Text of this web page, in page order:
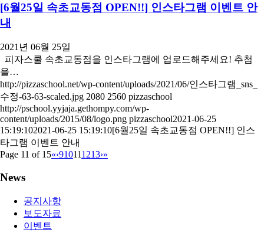
[6월25일 속초교동점 OPEN!!] 인스타그램 이벤트 안
내
2021년 06월 25일
피자스쿨 속초교동점을 인스타그램에 업로드해주세요! 추첨
을…
http://pizzaschool.net/wp-content/uploads/2021/06/인스타그램_sns_
수정-63-63-scaled.jpg 2080 2560 pizzaschool
http://pschool.yyjaja.gethompy.com/wp-
content/uploads/2015/08/logo.png pizzaschool2021-06-25
15:19:102021-06-25 15:19:10[6월25일 속초교동점 OPEN!!] 인스
타그램 이벤트 안내
Page 11 of 15«‹910111213›»
News
공지사항
보도자료
이벤트